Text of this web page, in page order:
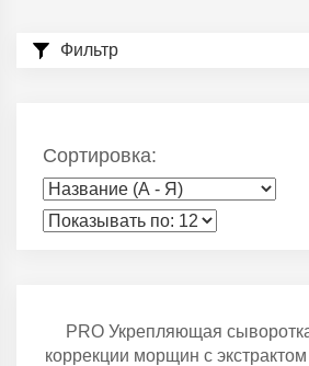
Фильтр
Сортировка:
PRO Укрепляющая
коррекции морщин с